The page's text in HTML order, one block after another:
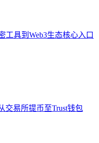
工具到Web3生态核心入口
交易所提币至Trust钱包